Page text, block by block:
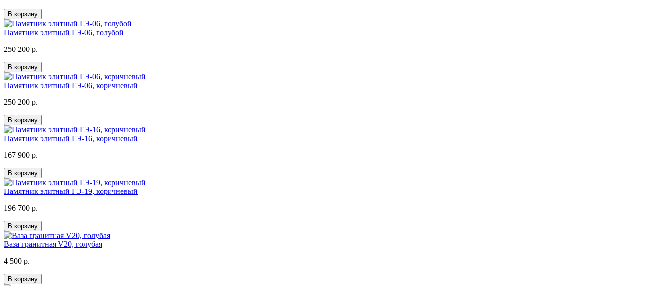
В корзину
Памятник элитный ГЭ-06, голубой
250 200 р.
В корзину
Памятник элитный ГЭ-06, коричневый
250 200 р.
В корзину
Памятник элитный ГЭ-16, коричневый
167 900 р.
В корзину
Памятник элитный ГЭ-19, коричневый
196 700 р.
В корзину
Ваза гранитная V20, голубая
4 500 р.
В корзину